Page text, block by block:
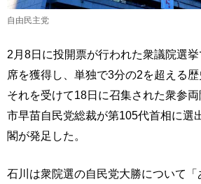
自由民主党
2月8日に投開票が行われた衆議院選
席を獲得し、単独で3分の2を超える歴
それを受けて18日に召集された衆参
市早苗自民党総裁が第105代首相に選
閣が発足した。
石川は衆院選の自民党大勝について